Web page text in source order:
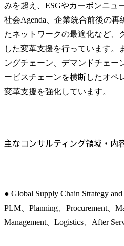
みを超え、ESGやカーボンニュ
社会Agenda、企業統合前後の再
たネットワークの最適化など、
した変革支援を行っています。
ングチェーン、デマンドチェー
ービスチェーンを横断したオペ
変革支援を強化しています。
主なコンサルティング領域・内
● Global Supply Chain Strategy
PLM、Planning、Procurement、
Management、Logistics、After